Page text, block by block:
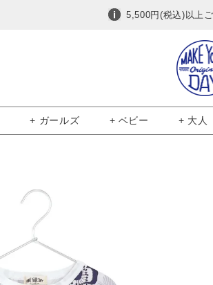
5,500円(税込)以上
+ ガールズ + ベビー + 大人